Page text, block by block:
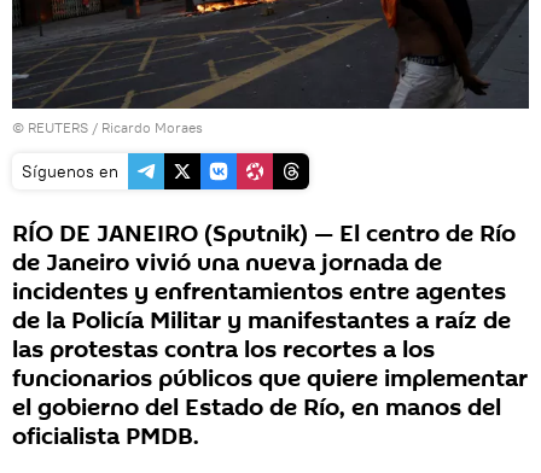
© REUTERS / Ricardo Moraes
Síguenos en
RÍO DE JANEIRO (Sputnik) — El centro de Río
de Janeiro vivió una nueva jornada de
incidentes y enfrentamientos entre agentes
de la Policía Militar y manifestantes a raíz de
las protestas contra los recortes a los
funcionarios públicos que quiere implementar
el gobierno del Estado de Río, en manos del
oficialista PMDB.